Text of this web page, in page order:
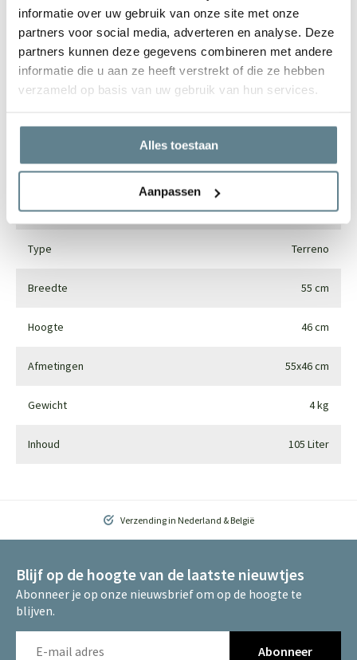
informatie over uw gebruik van onze site met onze
partners voor social media, adverteren en analyse. Deze
partners kunnen deze gegevens combineren met andere
informatie die u aan ze heeft verstrekt of die ze hebben
verzameld op basis van uw gebruik van hun services.
Alles toestaan
Aanpassen
Specificaties
Merk Luca lifestyle
Vorm Rond
Gebruik Interieur en exterieur
Materiaal Fiberglass
Type Terreno
Breedte 55 cm
Hoogte 46 cm
Afmetingen 55x46 cm
Gewicht 4 kg
Inhoud 105 Liter
Verzending in Nederland & België
Blijf op de hoogte van de laatste nieuwtjes
Abonneer je op onze nieuwsbrief om op de hoogte te
blijven.
Abonneer